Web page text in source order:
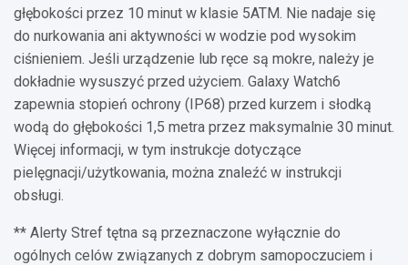
głębokości przez 10 minut w klasie 5ATM. Nie nadaje się
do nurkowania ani aktywności w wodzie pod wysokim
ciśnieniem. Jeśli urządzenie lub ręce są mokre, należy je
dokładnie wysuszyć przed użyciem. Galaxy Watch6
zapewnia stopień ochrony (IP68) przed kurzem i słodką
wodą do głębokości 1,5 metra przez maksymalnie 30 minut.
Więcej informacji, w tym instrukcje dotyczące
pielęgnacji/użytkowania, można znaleźć w instrukcji
obsługi.
** Alerty Stref tętna są przeznaczone wyłącznie do
ogólnych celów związanych z dobrym samopoczuciem i